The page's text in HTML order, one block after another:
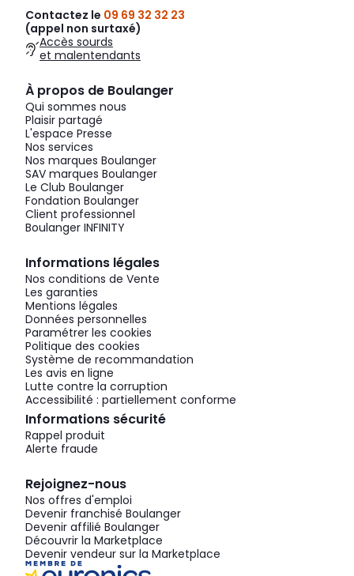
Contactez le 09 69 32 32 23
(appel non surtaxé)
Accès sourds
et malentendants
À propos de Boulanger
Qui sommes nous
Plaisir partagé
L'espace Presse
Nos services
Nos marques Boulanger
SAV marques Boulanger
Le Club Boulanger
Fondation Boulanger
Client professionnel
Boulanger INFINITY
Informations légales
Nos conditions de Vente
Les garanties
Mentions légales
Données personnelles
Paramétrer les cookies
Politique des cookies
Système de recommandation
Les avis en ligne
Lutte contre la corruption
Accessibilité : partiellement conforme
Informations sécurité
Rappel produit
Alerte fraude
Rejoignez-nous
Nos offres d'emploi
Devenir franchisé Boulanger
Devenir affilié Boulanger
Découvrir la Marketplace
Devenir vendeur sur la Marketplace